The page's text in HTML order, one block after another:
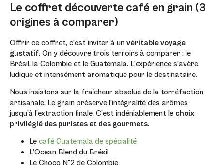
Le coffret découverte café en grain (3
origines à comparer)
Offrir ce coffret, c’est inviter à un véritable voyage
gustatif. On y découvre trois terroirs à comparer : le
Brésil, la Colombie et le Guatemala. L’expérience s’avère
ludique et intensément aromatique pour le destinataire.
Nous insistons sur la fraîcheur absolue de la torréfaction
artisanale. Le grain préserve l’intégralité des arômes
jusqu’à l’extraction finale. C’est indéniablement le choix
privilégié des puristes et des gourmets.
Le café Guatemala de spécialité
L’Ocean Blend du Brésil
Le Choco N°2 de Colombie